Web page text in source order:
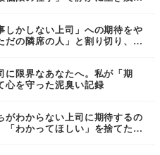
しかしない上司」への期待をや
だの隣席の人」と割り切り、自
に限界なあなたへ。私が「期
心を守った泥臭い記録
がわからない上司に期待するの
「わかってほしい」を捨てた割